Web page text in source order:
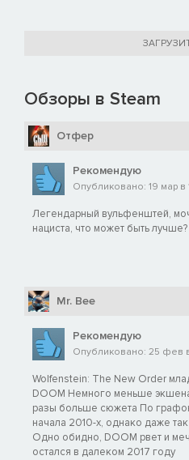
Обзоры в Steam
Отфер
Рекомендую
Опубликовано: 19 мар в
Легендарный вульфенштей,
нациста, что может быть лучше?
Mr. Bee
Рекомендую
Опубликовано: 25 фев
Wolfenstein: The New Order
DOOM Немного меньше
разы больше сюжета По
начала 2010-х, однако даже
Одно обидно, DOOM рвет и
остался в далеком 2017 году